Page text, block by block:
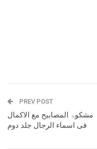
PREV POST
مشکوۃ المصابیح مع الاکمال
فی اسماء الرجال جلد دوم